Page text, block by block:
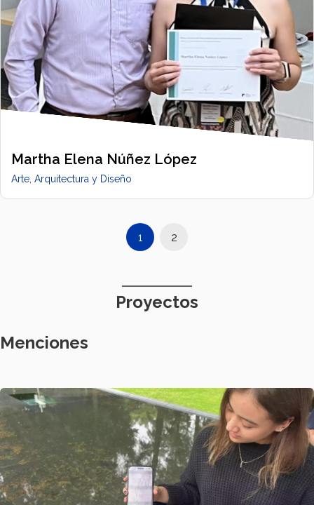
Martha Elena Núñez López
Arte, Arquitectura y Diseño
1 2
Proyectos
Menciones